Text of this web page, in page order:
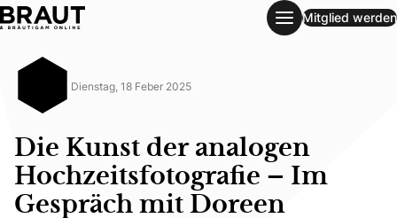
Die Kunst der analogen Hochzeitsfotografie – Im
Mitglied werden
Dienstag, 18 Feber 2025
Die Kunst der analogen
Hochzeitsfotografie – Im
Gespräch mit Doreen